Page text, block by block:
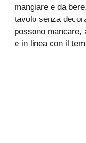
mangiare e da
tavolo senza
possono mancare,
e in linea con il